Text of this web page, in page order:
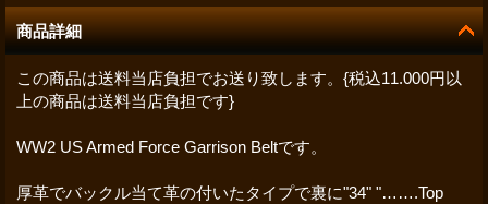
商品詳細
この商品は送料当店負担でお送り致します。{税込11.000円以
上の商品は送料当店負担です}
WW2 US Armed Force Garrison Beltです。
厚革でバックル当て革の付いたタイプで裏に"34" "…….Top